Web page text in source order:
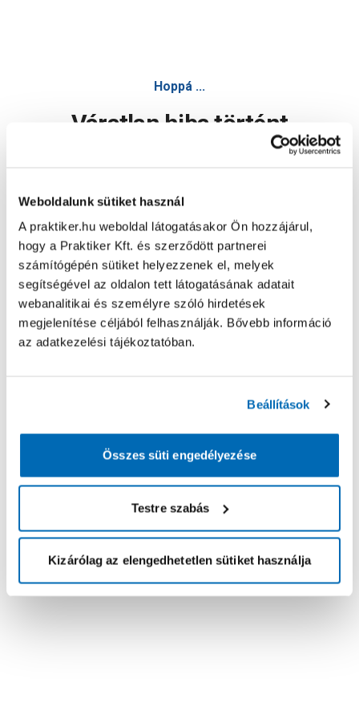
Weboldalunk sütiket használ
A praktiker.hu weboldal látogatásakor Ön hozzájárul,
hogy a Praktiker Kft. és szerződött partnerei
számítógépén sütiket helyezzenek el, melyek
segítségével az oldalon tett látogatásának adatait
webanalitikai és személyre szóló hirdetések
megjelenítése céljából felhasználják. Bővebb információ
az adatkezelési tájékoztatóban.
Beállítások
Összes süti engedélyezése
Testre szabás
Kizárólag az elengedhetetlen sütiket használja
Hoppá ...
Váratlan hiba történt
Oldal újratöltése